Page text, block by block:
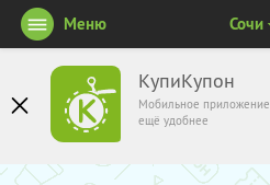
КупиКупон
Мобильное приложение
ещё удобнее
Меню Сочи